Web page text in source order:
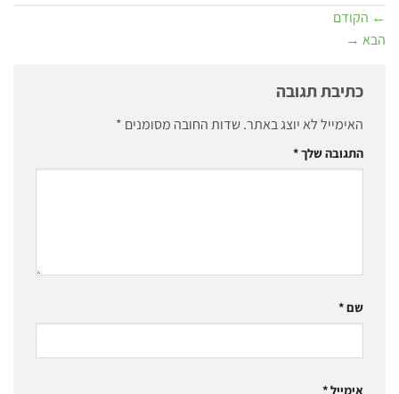
← הקודם
הבא →
כתיבת תגובה
האימייל לא יוצג באתר.שדות החובה מסומנים *
התגובה שלך*
שם*
אימייל*